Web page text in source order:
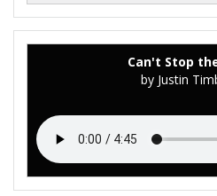
Can't Stop
by Justin